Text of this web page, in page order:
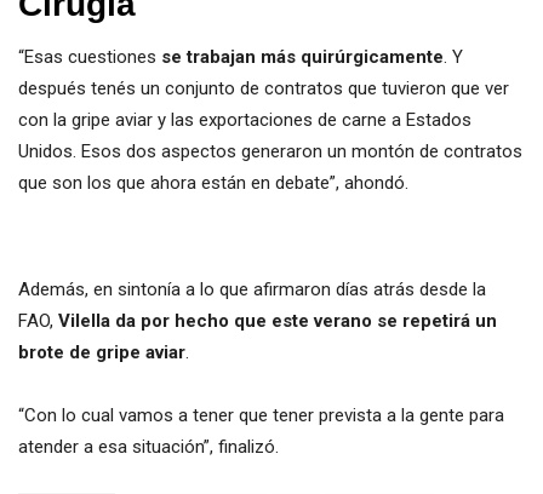
“Esas cuestiones se trabajan más quirúrgicamente. Y
después tenés un conjunto de contratos que tuvieron que ver
con la gripe aviar y las exportaciones de carne a Estados
Unidos. Esos dos aspectos generaron un montón de contratos
que son los que ahora están en debate”, ahondó.
Además, en sintonía a lo que afirmaron días atrás desde la
FAO, Vilella da por hecho que este verano se repetirá un
brote de gripe aviar.
“Con lo cual vamos a tener que tener prevista a la gente para
atender a esa situación”, finalizó.